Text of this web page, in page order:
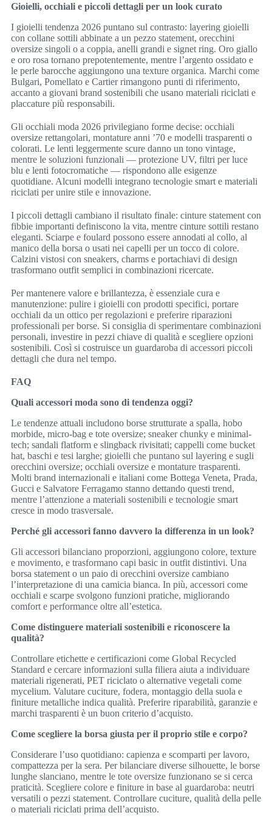
Gioielli, occhiali e piccoli dettagli per un look curato
I gioielli tendenza 2026 puntano sul contrasto: layering gioielli
con collane sottili abbinate a un pezzo statement, orecchini
oversize singoli o a coppia, anelli grandi e signet ring. Oro giallo
e oro rosa tornano prepotentemente, mentre l’argento ossidato e
le perle barocche aggiungono una texture organica. Marchi come
Bulgari, Pomellato e Cartier rimangono punti di riferimento,
accanto a giovani brand sostenibili che usano materiali riciclati e
placcature più responsabili.
Gli occhiali moda 2026 privilegiano forme decise: occhiali
oversize rettangolari, montature anni ’70 e modelli trasparenti o
colorati. Le lenti leggermente scure danno un tono vintage,
mentre le soluzioni funzionali — protezione UV, filtri per luce
blu e lenti fotocromatiche — rispondono alle esigenze
quotidiane. Alcuni modelli integrano tecnologie smart e materiali
riciclati per unire stile e innovazione.
I piccoli dettagli cambiano il risultato finale: cinture statement con
fibbie importanti definiscono la vita, mentre cinture sottili restano
eleganti. Sciarpe e foulard possono essere annodati al collo, al
manico della borsa o usati nei capelli per un tocco di colore.
Calzini vistosi con sneakers, charms e portachiavi di design
trasformano outfit semplici in combinazioni ricercate.
Per mantenere valore e brillantezza, è essenziale cura e
manutenzione: pulire i gioielli con prodotti specifici, portare
occhiali da un ottico per regolazioni e preferire riparazioni
professionali per borse. Si consiglia di sperimentare combinazioni
personali, investire in pezzi chiave di qualità e scegliere opzioni
sostenibili. Così si costruisce un guardaroba di accessori piccoli
dettagli che dura nel tempo.
FAQ
Quali accessori moda sono di tendenza oggi?
Le tendenze attuali includono borse strutturate a spalla, hobo
morbide, micro-bag e tote oversize; sneaker chunky e minimal-
tech; sandali flatform e slingback rivisitati; cappelli come bucket
hat, baschi e tesi larghe; gioielli che puntano sul layering e sugli
orecchini oversize; occhiali oversize e montature trasparenti.
Molti brand internazionali e italiani come Bottega Veneta, Prada,
Gucci e Salvatore Ferragamo stanno dettando questi trend,
mentre l’attenzione a materiali sostenibili e tecnologie smart
cresce in modo trasversale.
Perché gli accessori fanno davvero la differenza in un look?
Gli accessori bilanciano proporzioni, aggiungono colore, texture
e movimento, e trasformano capi basic in outfit distintivi. Una
borsa statement o un paio di orecchini oversize cambiano
l’interpretazione di una camicia bianca. In più, accessori come
occhiali e scarpe svolgono funzioni pratiche, migliorando
comfort e performance oltre all’estetica.
Come distinguere materiali sostenibili e riconoscere la
qualità?
Controllare etichette e certificazioni come Global Recycled
Standard e cercare informazioni sulla filiera aiuta a individuare
materiali rigenerati, PET riciclato o alternative vegetali come
mycelium. Valutare cuciture, fodera, montaggio della suola e
finiture metalliche indica qualità. Preferire riparabilità, garanzie e
marchi trasparenti è un buon criterio d’acquisto.
Come scegliere la borsa giusta per il proprio stile e corpo?
Considerare l’uso quotidiano: capienza e scomparti per lavoro,
compattezza per la sera. Per bilanciare diverse silhouette, le borse
lunghe slanciano, mentre le tote oversize funzionano se si cerca
praticità. Scegliere colore e finiture in base al guardaroba: neutri
versatili o pezzi statement. Controllare cuciture, qualità della pelle
o materiali riciclati prima dell’acquisto.